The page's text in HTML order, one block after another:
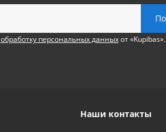
обработку персональных данныхот «Kupibas».
Наши контакты